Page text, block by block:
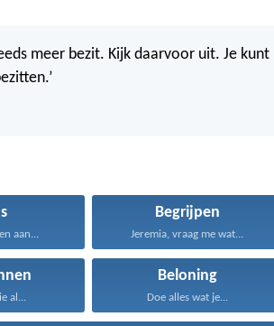
meer bezit. Kijk daarvoor uit. Je kunt
aan...
Begrijpen
Jeremia, vraag me wat...
al...
Beloning
Doe alles wat je...